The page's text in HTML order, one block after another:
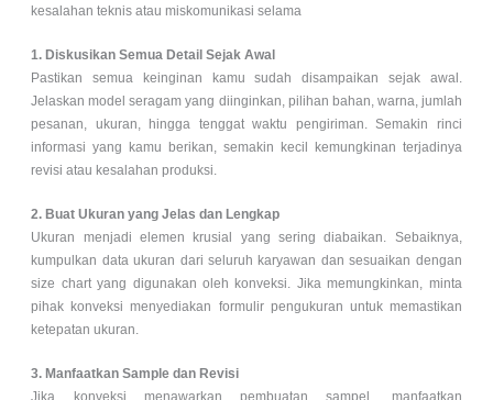
kesalahan teknis atau miskomunikasi selama
1. Diskusikan Semua Detail Sejak Awal
Pastikan semua keinginan kamu sudah disampaikan sejak awal.
Jelaskan model seragam yang diinginkan, pilihan bahan, warna, jumlah
pesanan, ukuran, hingga tenggat waktu pengiriman. Semakin rinci
informasi yang kamu berikan, semakin kecil kemungkinan terjadinya
revisi atau kesalahan produksi.
2. Buat Ukuran yang Jelas dan Lengkap
Ukuran menjadi elemen krusial yang sering diabaikan. Sebaiknya,
kumpulkan data ukuran dari seluruh karyawan dan sesuaikan dengan
size chart yang digunakan oleh konveksi. Jika memungkinkan, minta
pihak konveksi menyediakan formulir pengukuran untuk memastikan
ketepatan ukuran.
3. Manfaatkan Sample dan Revisi